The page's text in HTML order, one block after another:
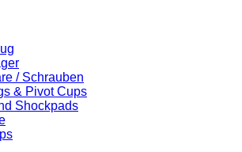
/ Schrauben
& Pivot Cups
Shockpads